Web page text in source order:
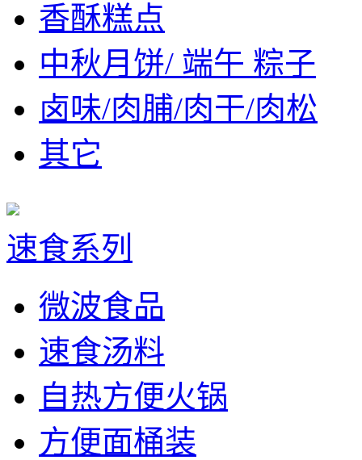
香酥糕点
中秋月饼/ 端午 粽子
卤味/肉脯/肉干/肉松
其它
速食系列
微波食品
速食汤料
自热方便火锅
方便面桶装